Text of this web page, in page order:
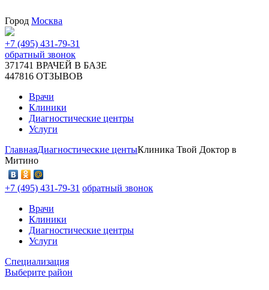
Город Москва
+7 (495) 431-79-31
обратный звонок
371741 ВРАЧЕЙ В БАЗЕ
447816 ОТЗЫВОВ
Врачи
Клиники
Диагностические центры
Услуги
ГлавнаяДиагностические центыКлиника Твой Доктор в
Митино
+7 (495) 431-79-31 обратный звонок
Врачи
Клиники
Диагностические центры
Услуги
Специализация
Выберите район